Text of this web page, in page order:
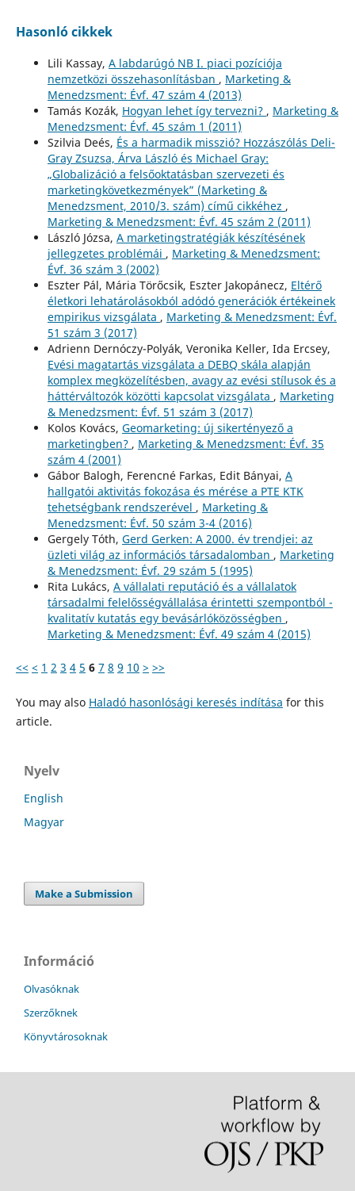
Hasonló cikkek
Lili Kassay, A labdarúgó NB I. piaci pozíciója
nemzetközi összehasonlításban , Marketing &
Menedzsment: Évf. 47 szám 4 (2013)
Tamás Kozák, Hogyan lehet így tervezni? , Marketing &
Menedzsment: Évf. 45 szám 1 (2011)
Szilvia Deés, És a harmadik misszió? Hozzászólás Deli-
Gray Zsuzsa, Árva László és Michael Gray:
„Globalizáció a felsőoktatásban szervezeti és
marketingkövetkezmények” (Marketing &
Menedzsment, 2010/3. szám) című cikkéhez ,
Marketing & Menedzsment: Évf. 45 szám 2 (2011)
László Józsa, A marketingstratégiák készítésének
jellegzetes problémái , Marketing & Menedzsment:
Évf. 36 szám 3 (2002)
Eszter Pál, Mária Törőcsik, Eszter Jakopánecz, Eltérő
életkori lehatárolásokból adódó generációk értékeinek
empirikus vizsgálata , Marketing & Menedzsment: Évf.
51 szám 3 (2017)
Adrienn Dernóczy-Polyák, Veronika Keller, Ida Ercsey,
Evési magatartás vizsgálata a DEBQ skála alapján
komplex megközelítésben, avagy az evési stílusok és a
háttérváltozók közötti kapcsolat vizsgálata , Marketing
& Menedzsment: Évf. 51 szám 3 (2017)
Kolos Kovács, Geomarketing: új sikertényező a
marketingben? , Marketing & Menedzsment: Évf. 35
szám 4 (2001)
Gábor Balogh, Ferencné Farkas, Edit Bányai, A
hallgatói aktivitás fokozása és mérése a PTE KTK
tehetségbank rendszerével , Marketing &
Menedzsment: Évf. 50 szám 3-4 (2016)
Gergely Tóth, Gerd Gerken: A 2000. év trendjei: az
üzleti világ az információs társadalomban , Marketing
& Menedzsment: Évf. 29 szám 5 (1995)
Rita Lukács, A vállalati reputáció és a vállalatok
társadalmi felelősségvállalása érintetti szempontból -
kvalitatív kutatás egy bevásárlóközösségben ,
Marketing & Menedzsment: Évf. 49 szám 4 (2015)
<< < 1 2 3 4 5 6 7 8 9 10 > >>
You may also Haladó hasonlósági keresés indítása for this
article.
Nyelv
English
Magyar
Make a Submission
Információ
Olvasóknak
Szerzőknek
Könyvtárosoknak